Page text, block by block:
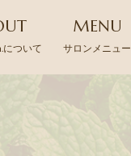
について
MENU
サロンメニュー